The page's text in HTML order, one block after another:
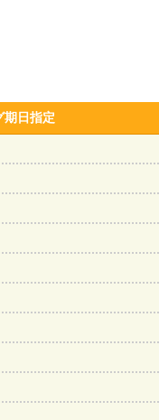
期日指定